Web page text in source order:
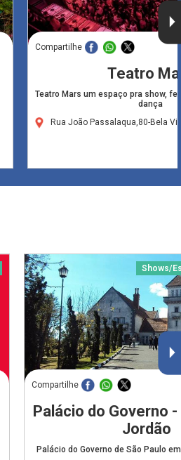
Compartilhe
Teatro
Teatro Mars um espaço pra show,
dança
Rua João Passalaqua,80-Bela
Shows/
Compartilhe
Palácio do Governo
Jordão
Palácio do Governo de São Paulo